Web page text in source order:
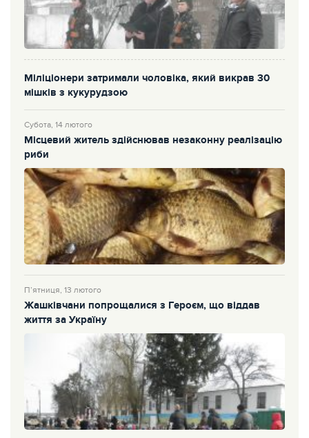
Міліціонери затримали чоловіка, який викрав 30
мішків з кукурудзою
Субота, 14 лютого
Місцевий житель здійснював незаконну реалізацію
риби
П’ятниця, 13 лютого
Жашківчани попрощалися з Героєм, що віддав
життя за Україну